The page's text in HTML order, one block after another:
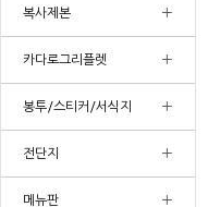
복사제본 +
카다로그리플렛 +
봉투/스티커/서식지 +
전단지 +
메뉴판 +